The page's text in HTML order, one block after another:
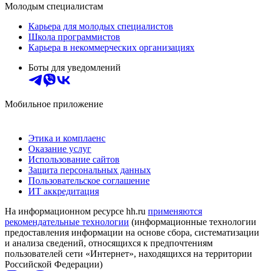
Молодым специалистам
Карьера для молодых специалистов
Школа программистов
Карьера в некоммерческих организациях
Боты для уведомлений
Мобильное приложение
Этика и комплаенс
Оказание услуг
Использование сайтов
Защита персональных данных
Пользовательское соглашение
ИТ аккредитация
На информационном ресурсе hh.ru применяются
рекомендательные технологии (информационные технологии
предоставления информации на основе сбора, систематизации
и анализа сведений, относящихся к предпочтениям
пользователей сети «Интернет», находящихся на территории
Российской Федерации)